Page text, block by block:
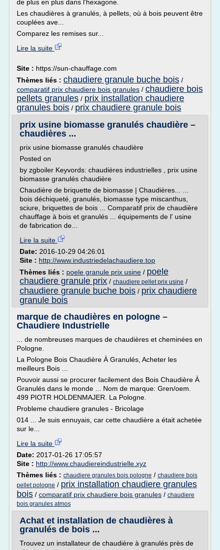
de plus en plus dans l'hexagone.
Les chaudières à granulés, à pellets, où à bois peuvent être
couplées ave...
Comparez les remises sur...
Lire la suite
Site : https://sun-chauffage.com
Thèmes liés : chaudiere granule buche bois /
comparatif prix chaudiere bois granules / chaudiere bois
pellets granules / prix installation chaudiere
granules bois / prix chaudiere granule bois
prix usine biomasse granulés chaudière –
chaudières ...
prix usine biomasse granulés chaudière
Posted on
by zgboiler Keyvords: chaudières industrielles , prix usine
biomasse granulés chaudière
Chaudière de briquette de biomasse | Chaudières... ...
bois déchiqueté, granulés, biomasse type miscanthus,
sciure, briquettes de bois ... Comparatif prix de chaudière
chauffage à bois et granulés ... équipements de l' usine
de fabrication de...
Lire la suite
Date: 2016-10-29 04:26:01
Site : http://www.industriedelachaudiere.top
Thèmes liés : poele granule prix usine / poele
chaudiere granule prix / chaudiere pellet prix usine /
chaudiere granule buche bois / prix chaudiere
granule bois
marque de chaudières en pologne –
Chaudiere Industrielle
... de nombreuses marques de chaudières et cheminées en
Pologne.
La Pologne Bois Chaudière À Granulés, Acheter les
meilleurs Bois ...
Pouvoir aussi se procurer facilement des Bois Chaudière À
Granulés dans le monde ... Nom de marque: Gren/oem.
499 PIOTR HOLDENMAJER. La Pologne.
Probleme chaudiere granules - Bricolage
014 ... Je suis ennuyais, car cette chaudière a était achetée
sur le...
Lire la suite
Date: 2017-01-26 17:05:57
Site : http://www.chaudiereindustrielle.xyz
Thèmes liés : chaudiere granules bois pologne / chaudiere bois
pellet pologne / prix installation chaudiere granules
bois / comparatif prix chaudiere bois granules / chaudiere
bois granules atmos
Achat et installation de chaudières à
granulés de bois ...
Trouvez un installateur de chaudière à granulés près de